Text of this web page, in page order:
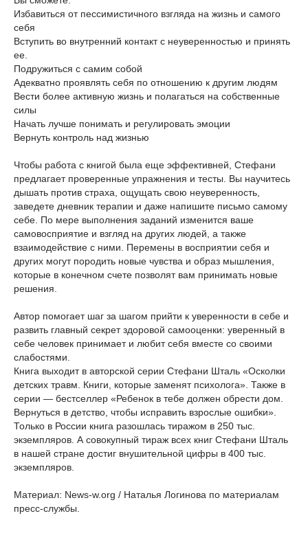
Избавиться от пессимистичного взгляда на жизнь и самого
себя
Вступить во внутренний контакт с неуверенностью и принять
ее.
Подружиться с самим собой
Адекватно проявлять себя по отношению к другим людям
Вести более активную жизнь и полагаться на собственные
силы
Начать лучше понимать и регулировать эмоции
Вернуть контроль над жизнью
Чтобы работа с книгой была еще эффективней, Стефани
предлагает проверенные упражнения и тесты. Вы научитесь
дышать против страха, ощущать свою неуверенность,
заведете дневник терапии и даже напишите письмо самому
себе. По мере выполнения заданий изменится ваше
самовосприятие и взгляд на других людей, а также
взаимодействие с ними. Перемены в восприятии себя и
других могут породить новые чувства и образ мышления,
которые в конечном счете позволят вам принимать новые
решения.
Автор помогает шаг за шагом прийти к уверенности в себе и
развить главный секрет здоровой самооценки: уверенный в
себе человек принимает и любит себя вместе со своими
слабостями.
Книга выходит в авторской серии Стефани Шталь «Осколки
детских травм. Книги, которые заменят психолога». Также в
серии — бестселлер «Ребенок в тебе должен обрести дом.
Вернуться в детство, чтобы исправить взрослые ошибки».
Только в России книга разошлась тиражом в 250 тыс.
экземпляров. А совокупный тираж всех книг Стефани Шталь
в нашей стране достиг внушительной цифры в 400 тыс.
экземпляров.
Материал: News-w.org / Наталья Логинова по материалам
пресс-службы.